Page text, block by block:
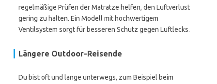
regelmäßige Prüfen der Matratze helfen, den Luftverlust
gering zu halten. Ein Modell mit hochwertigem
Ventilsystem sorgt für besseren Schutz gegen Luftlecks.
Längere Outdoor-Reisende
Du bist oft und lange unterwegs, zum Beispiel beim